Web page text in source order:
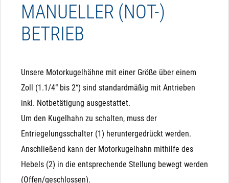
Pro Kugelhahn
10 Sekunden pro Schaltvorgang
Großer Durchfluss: Es steht die komplette Bohrung zur
3-Wege Variante verfügbar: Für Umschaltvorgänge
Analogansteuerung
50% geöffnet) zu fahren. Dazu verfügt sie je nach Typ
über 4-5 Adern, von denen 2 Adern mit "+" bzw. "L" und "-
" bzw. "N" den Antrieb permanent mit Strom versorgen.
Eine weitere Ader ist als Eingang mit 0 (2) bis 10 V
gedacht und je nach Typ eine zusätzliche für 4 bis 20
mA. Je nach anliegender Spannung / Strom fährt dieser
Antrieb in die entsprechende Prozentuale
MANUELLER (NOT-)
BETRIEB
Unsere Motorkugelhähne mit einer Größe über einem
Zoll (1.1/4“ bis 2“) sind standardmäßig mit Antrieben
inkl. Notbetätigung ausgestattet.
Um den Kugelhahn zu schalten, muss der
Entriegelungsschalter (1) heruntergedrückt werden.
Anschließend kann der Motorkugelhahn mithilfe des
Hebels (2) in die entsprechende Stellung bewegt werden
(Offen/geschlossen).